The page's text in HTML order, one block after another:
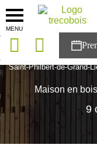
MENU
solutions
Trecobois
Saint-Philbert-de-Grand-
Maison en
9